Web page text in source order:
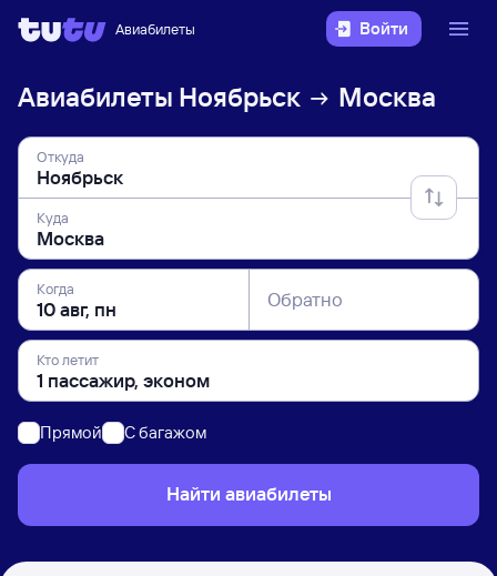
Авиабилеты Войти
Авиабилеты Ноябрьск Москва
Откуда
Куда
Когда Обратно
Кто летит
Прямой C багажом
Найти авиабилеты